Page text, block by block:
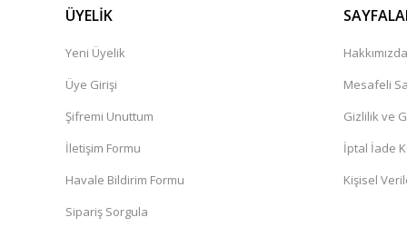
ÜYELİK
Yeni Üyelik
Üye Girişi
Şifremi Unuttum
İletişim Formu
Havale Bildirim Formu
Sipariş Sorgula
Hakkımızda
Mesafeli
Gizlilik ve
İptal İade
Kişisel